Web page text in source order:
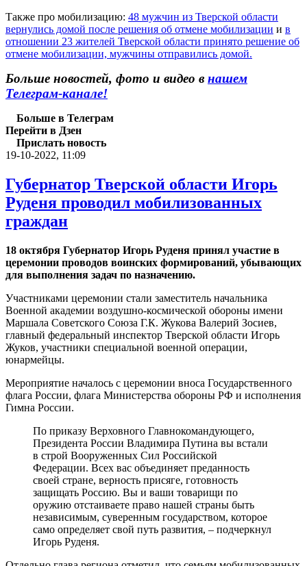
Также про мобилизацию: 48 мужчин из Тверской области
вернулись домой после решения об отмене мобилизации и в
отношении 23 жителей Тверской области принято решение об
отмене мобилизации, мужчины отправились домой.
Больше новостей, фото и видео в нашем
Телеграм-канале!
Больше в Телеграм
Перейти в Дзен
Прислать новость
19-10-2022, 11:09
Губернатор Тверской области Игорь
Руденя проводил мобилизованных
граждан
18 октября Губернатор Игорь Руденя принял участие в
церемонии проводов воинских формирований, убывающих
для выполнения задач по назначению.
Участниками церемонии стали заместитель начальника
Военной академии воздушно-космической обороны имени
Маршала Советского Союза Г.К. Жукова Валерий Зосиев,
главный федеральный инспектор Тверской области Игорь
Жуков, участники специальной военной операции,
юнармейцы.
Мероприятие началось с церемонии вноса Государственного
флага России, флага Министерства обороны РФ и исполнения
Гимна России.
По приказу Верховного Главнокомандующего,
Президента России Владимира Путина вы встали
в строй Вооруженных Сил Российской
Федерации. Всех вас объединяет преданность
своей стране, верность присяге, готовность
защищать Россию. Вы и ваши товарищи по
оружию отстаиваете право нашей страны быть
независимым, суверенным государством, которое
само определяет свой путь развития, – подчеркнул
Игорь Руденя.